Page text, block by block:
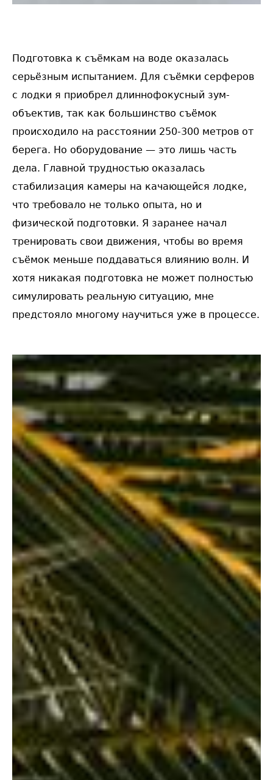
Подготовка к съёмкам на воде оказалась
серьёзным испытанием. Для съёмки серферов
с лодки я приобрел длиннофокусный зум-
объектив, так как большинство съёмок
происходило на расстоянии 250-300 метров от
берега. Но оборудование — это лишь часть
дела. Главной трудностью оказалась
стабилизация камеры на качающейся лодке,
что требовало не только опыта, но и
физической подготовки. Я заранее начал
тренировать свои движения, чтобы во время
съёмок меньше поддаваться влиянию волн. И
хотя никакая подготовка не может полностью
симулировать реальную ситуацию, мне
предстояло многому научиться уже в процессе.